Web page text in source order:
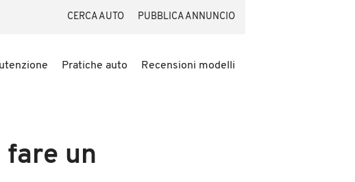
CERCA AUTO PUBBLICA ANNUNCIO
Pratiche auto Recensioni modelli
fare un